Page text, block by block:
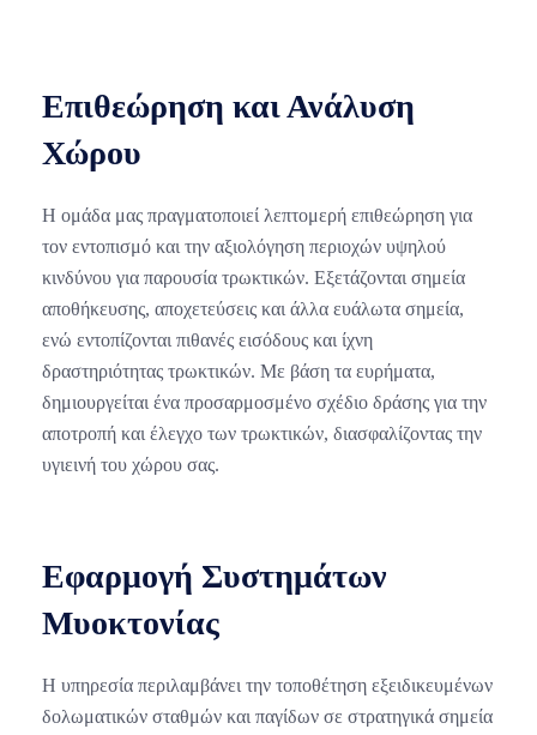
Επιθεώρηση και Ανάλυση
Χώρου
Η ομάδα μας πραγματοποιεί λεπτομερή επιθεώρηση για
τον εντοπισμό και την αξιολόγηση περιοχών υψηλού
κινδύνου για παρουσία τρωκτικών. Εξετάζονται σημεία
αποθήκευσης, αποχετεύσεις και άλλα ευάλωτα σημεία,
ενώ εντοπίζονται πιθανές εισόδους και ίχνη
δραστηριότητας τρωκτικών. Με βάση τα ευρήματα,
δημιουργείται ένα προσαρμοσμένο σχέδιο δράσης για την
αποτροπή και έλεγχο των τρωκτικών, διασφαλίζοντας την
υγιεινή του χώρου σας.
Εφαρμογή Συστημάτων
Μυοκτονίας
Η υπηρεσία περιλαμβάνει την τοποθέτηση εξειδικευμένων
δολωματικών σταθμών και παγίδων σε στρατηγικά σημεία